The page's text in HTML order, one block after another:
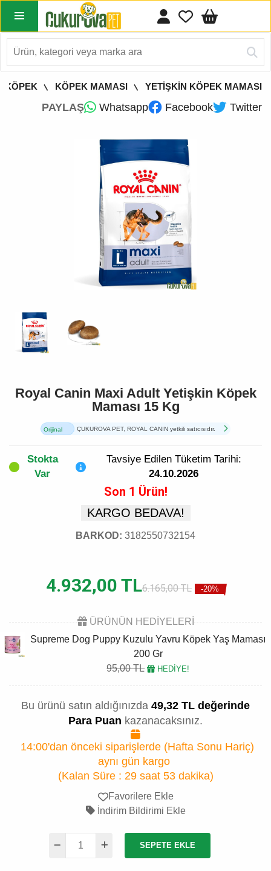
KÖPEK KÖPEK MAMASI YETİŞKİN KÖPEK MAMASI
PAYLAŞ Whatsapp Facebook Twitter
Royal Canin Maxi Adult Yetişkin Köpek
Maması 15 Kg
Orijinal
ÇUKUROVA PET, ROYAL CANIN yetkili satıcısıdır.
Stokta
Var
Tavsiye Edilen Tüketim Tarihi:
24.10.2026
Son 1 Ürün!
KARGO BEDAVA!
BARKOD: 3182550732154
4.932,00 TL6.165,00 TL -20%
ÜRÜNÜN HEDİYELERİ
Supreme Dog Puppy Kuzulu Yavru Köpek Yaş Maması
200 Gr
95,00 TL
HEDİYE!
Bu ürünü satın aldığınızda 49,32 TL değerinde
Para Puan kazanacaksınız.
14:00'dan önceki siparişlerde (Hafta Sonu Hariç)
aynı gün kargo
(Kalan Süre : 29 saat 53 dakika)
Favorilere Ekle
İndirim Bildirimi Ekle
SEPETE EKLE